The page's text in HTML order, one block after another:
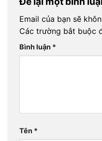
Email của bạn sẽ
Các trường bắt buộc
Bình luận *
Tên *